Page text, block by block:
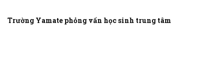
Trường Yamate phỏng vấn học sinh trung tâm